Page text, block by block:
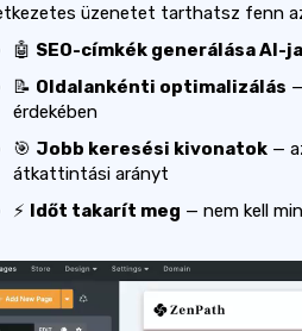
üzenetet tarthatsz fenn
🤖 SEO-címkék generálása AI-
📝 Oldalankénti optimalizálás
érdekében
🎯 Jobb keresési kivonatok —
átkattintási arányt
⚡ Időt takarít meg — nem kell